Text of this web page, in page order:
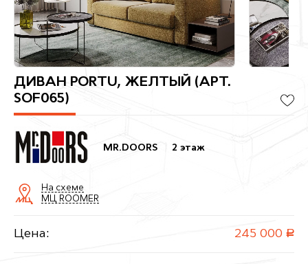
ДИВАН PORTU, ЖЕЛТЫЙ (АРТ.
SOF065)
MR.DOORS 2 этаж
На схеме
МЦ ROOMER
Цена: 245 000 руб.